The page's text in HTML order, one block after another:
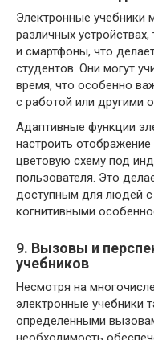
Электронные учебники
различных
и смартфоны, что
студентов. Они могут
время, что особенно
с работой или другими
Адаптивные функции
настроить
цветовую схему под
пользователя. Это
доступным для людей
когнитивными
9. Вызовы и
учебников
Несмотря на
электронные учебники
определенными